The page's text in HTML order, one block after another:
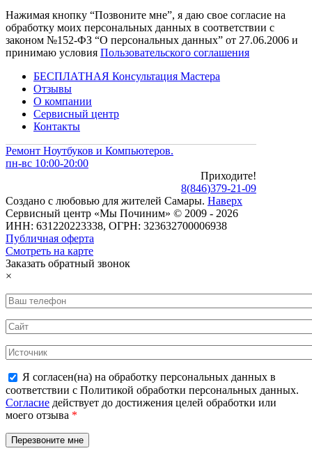
Нажимая кнопку “Позвоните мне”, я даю свое согласие на
обработку моих персональных данных в соответствии с
законом №152-ФЗ “О персональных данных” от 27.06.2006 и
принимаю условия Пользовательского соглашения
БЕСПЛАТНАЯ Консультация Мастера
Отзывы
О компании
Сервисный центр
Контакты
Ремонт Ноутбуков и Компьютеров.
пн-вс 10:00-20:00
Приходите!
8(846)379-21-09
Создано с любовью для жителей Самары. Наверх
Сервисный центр «Мы Починим» © 2009 - 2026
ИНН: 631220223338, ОГРН: 323632700006938
Публичная оферта
Смотреть на карте
Заказать обратный звонок
×
Я согласен(на) на обработку персональных данных в
соответствии с Политикой обработки персональных данных.
Согласие действует до достижения целей обработки или
моего отзыва *